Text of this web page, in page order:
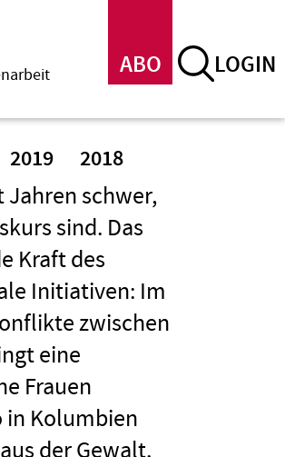
ABO LOGIN
Jahren schwer,
sind. Das
Kraft des
Initiativen: Im
zwischen
eine
Frauen
in Kolumbien
der Gewalt.
2019 2018